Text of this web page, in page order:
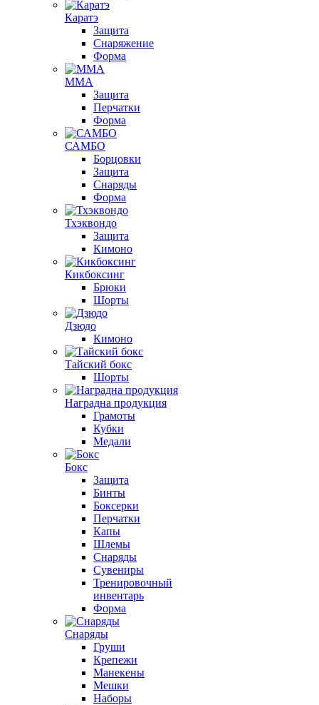
Каратэ
Защита
Снаряжение
Форма
ММА
Защита
Перчатки
Форма
САМБО
Борцовки
Защита
Снаряды
Форма
Тхэквондо
Защита
Кимоно
Кикбоксинг
Брюки
Шорты
Дзюдо
Кимоно
Тайский бокс
Шорты
Наградна продукция
Грамоты
Кубки
Медали
Бокс
Защита
Бинты
Боксерки
Перчатки
Капы
Шлемы
Снаряды
Сувениры
Тренировочный
инвентарь
Форма
Снаряды
Груши
Крепежи
Манекены
Мешки
Наборы